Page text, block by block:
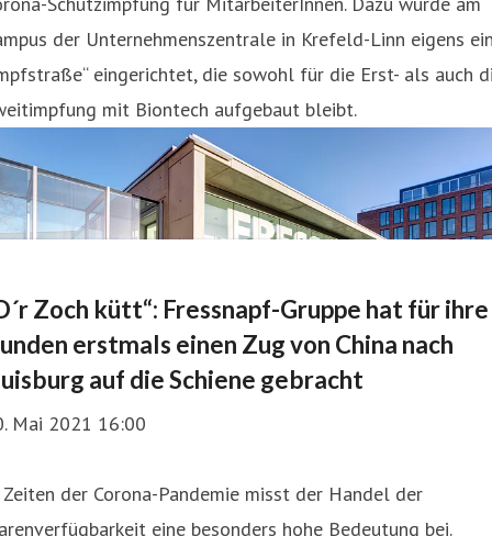
der Unternehmenszentrale in Krefeld-Linn eigens
eingerichtet, die sowohl für die Erst- als auch
mit Biontech aufgebaut bleibt.
Zoch kütt“: Fressnapf-Gruppe hat für ihre
erstmals einen Zug von China nach
auf die Schiene gebracht
Mai 2021 16:00
der Corona-Pandemie misst der Handel der
eine besonders hohe Bedeutung bei.